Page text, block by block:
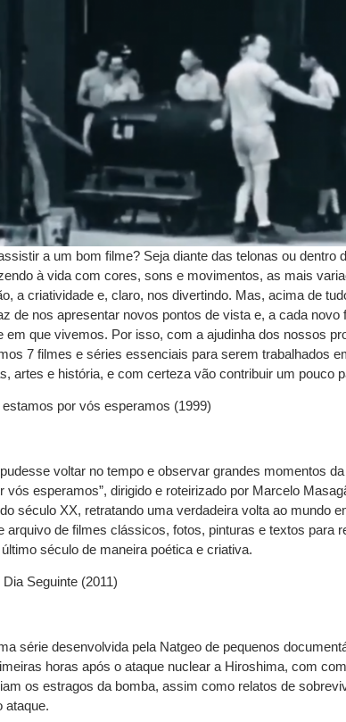
a um bom filme? Seja diante das telonas ou
à vida com cores, sons e movimentos, as mais
a criatividade e, claro, nos divertindo. Mas, acima de
de nos apresentar novos pontos de vista e, a cada
em que vivemos. Por isso, com a ajudinha dos nossos
7 filmes e séries essenciais para serem trabalhados
artes e história, e com certeza vão contribuir um pouco
estamos por vós esperamos (1999)
voltar no tempo e observar grandes momentos
vós esperamos”, dirigido e roteirizado por Marcelo
século XX, retratando uma verdadeira volta ao mundo
arquivo de filmes clássicos, fotos, pinturas e textos para
século de maneira poética e criativa.
Seguinte (2011)
série desenvolvida pela Natgeo de pequenos
horas após o ataque nuclear a Hiroshima, com
os estragos da bomba, assim como relatos de
ataque.